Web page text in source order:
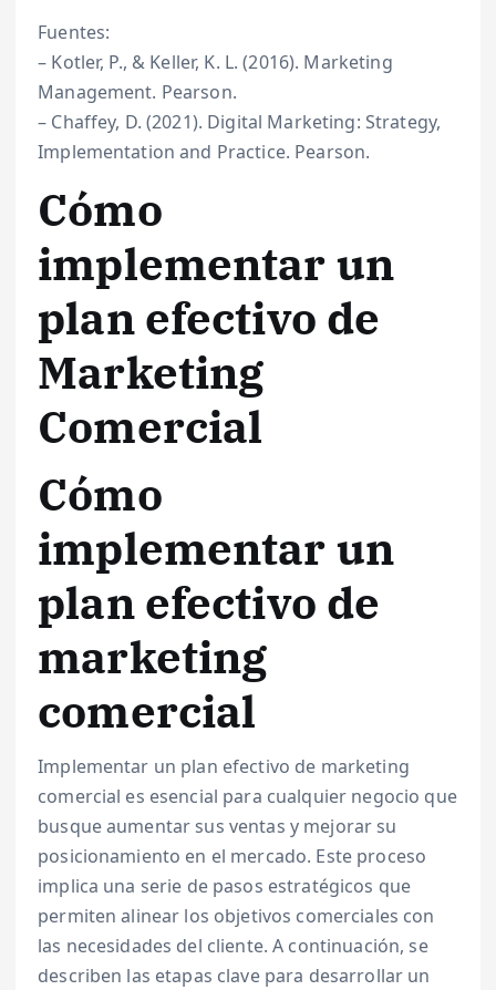
Fuentes:
– Kotler, P., & Keller, K. L. (2016). Marketing
Management. Pearson.
– Chaffey, D. (2021). Digital Marketing: Strategy,
Implementation and Practice. Pearson.
Cómo
implementar un
plan efectivo de
Marketing
Comercial
Cómo
implementar un
plan efectivo de
marketing
comercial
Implementar un plan efectivo de marketing
comercial es esencial para cualquier negocio que
busque aumentar sus ventas y mejorar su
posicionamiento en el mercado. Este proceso
implica una serie de pasos estratégicos que
permiten alinear los objetivos comerciales con
las necesidades del cliente. A continuación, se
describen las etapas clave para desarrollar un